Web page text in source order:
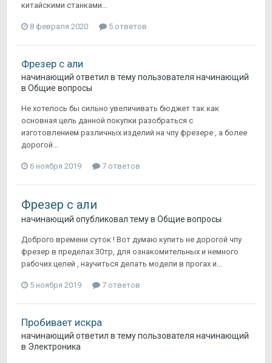
китайскими станками...
8 февраля 2020 5 ответов
Фрезер с али
начинающий ответил в тему пользователя начинающий
в Общие вопросы
Не хотелось бы сильно увеличивать бюджет так как
основная цель данной покупки разобраться с
изготовлением различных изделий на чпу фрезере , а более
дорогой...
6 ноября 2019 7 ответов
Фрезер с али
начинающий опубликовал тему в Общие вопросы
Доброго времени суток ! Вот думаю купить не дорогой чпу
фрезер в пределах 30тр, для ознакомительных и немного
рабочих целей , научиться делать модели в прогах и...
5 ноября 2019 7 ответов
Пробивает искра
начинающий ответил в тему пользователя начинающий
в Электроника